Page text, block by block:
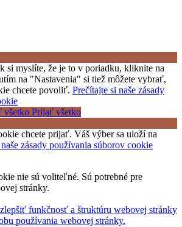
si myslíte, že je to v poriadku, kliknite na
na "Nastavenia" si tiež môžete vybrať,
chcete povoliť. Prečítajte si naše zásady
všetko Prijať všetko
chcete prijať. Váš výber sa uloží na
zásady používania súborov cookie
nie sú voliteľné. Sú potrebné pre
stránky.
funkčnosť a štruktúru webovej stránky
používania webovej stránky.